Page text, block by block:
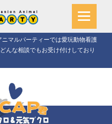
マルパーティーでは愛玩動物看護
んな相談でもお受け付けしており